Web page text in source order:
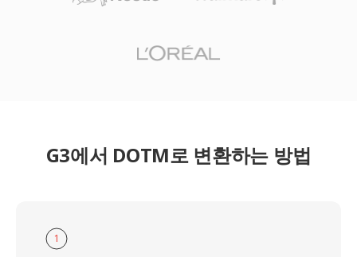
G3에서 DOTM로 변환하는 방법
1